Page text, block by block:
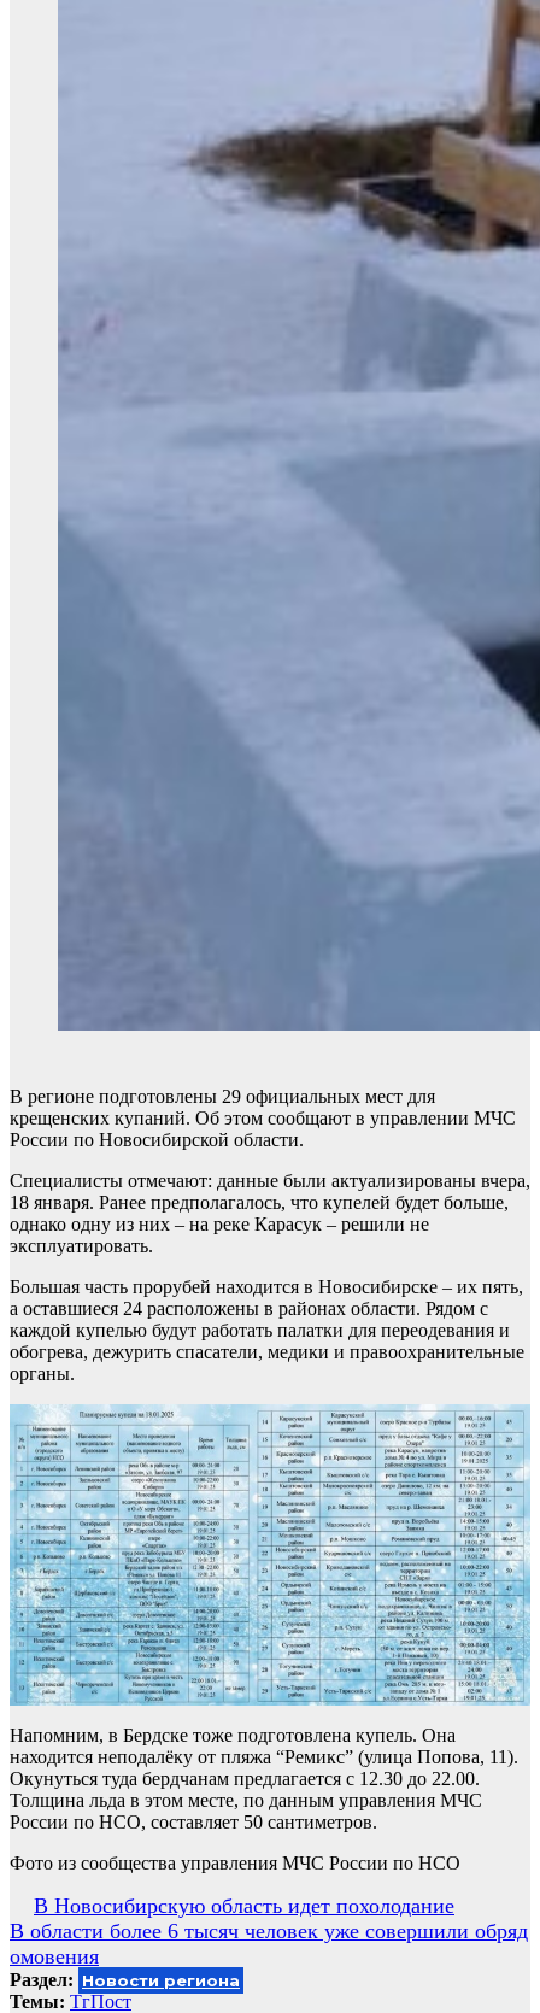
В регионе подготовлены 29 официальных мест для
крещенских купаний. Об этом сообщают в управлении МЧС
России по Новосибирской области.
Специалисты отмечают: данные были актуализированы вчера,
18 января. Ранее предполагалось, что купелей будет больше,
однако одну из них – на реке Карасук – решили не
эксплуатировать.
Большая часть прорубей находится в Новосибирске – их пять,
а оставшиеся 24 расположены в районах области. Рядом с
каждой купелью будут работать палатки для переодевания и
обогрева, дежурить спасатели, медики и правоохранительные
органы.
Напомним, в Бердске тоже подготовлена купель. Она
находится неподалёку от пляжа “Ремикс” (улица Попова, 11).
Окунуться туда бердчанам предлагается с 12.30 до 22.00.
Толщина льда в этом месте, по данным управления МЧС
России по НСО, составляет 50 сантиметров.
Фото из сообщества управления МЧС России по НСО
Навигация
по
записям
В Новосибирскую область идет похолодание
В области более 6 тысяч человек уже совершили обряд
омовения
Раздел: Новости региона
Темы: ТгПост